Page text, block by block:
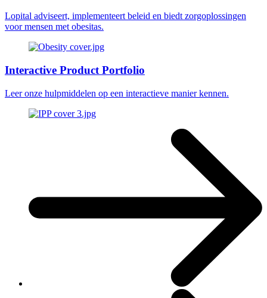
Lopital adviseert, implementeert beleid en biedt zorgoplossingen
voor mensen met obesitas.
Interactive Product Portfolio
Leer onze hulpmiddelen op een interactieve manier kennen.